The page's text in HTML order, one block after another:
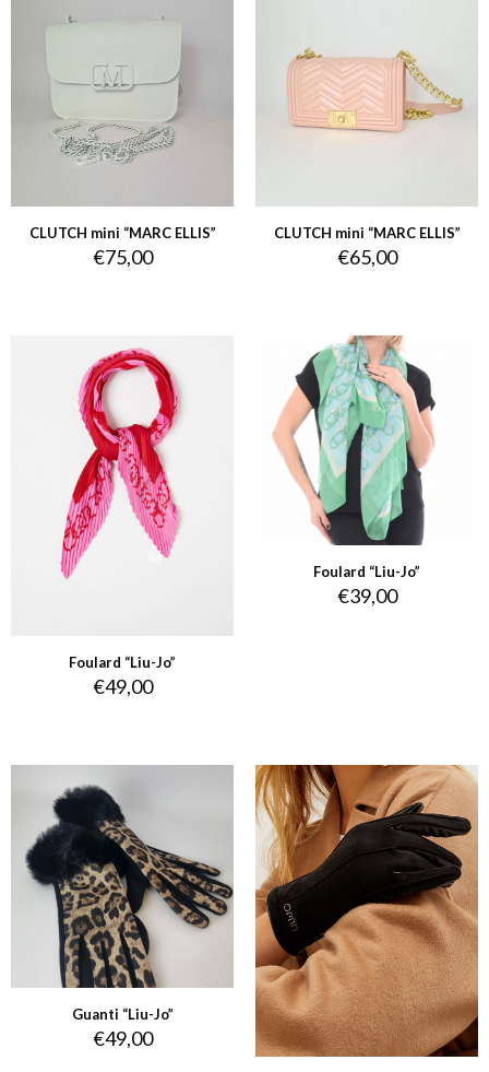
CLUTCH mini “MARC ELLIS”
€75,00
CLUTCH mini “MARC ELLIS”
€65,00
Foulard “Liu-Jo”
€49,00
Foulard “Liu-Jo”
€39,00
Guanti “Liu-Jo”
€49,00